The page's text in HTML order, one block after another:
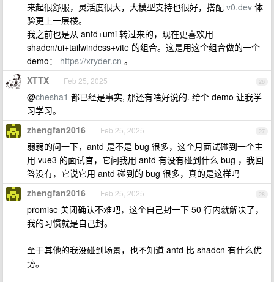
来起很舒服，灵活度很大，大模型支持也很好，搭配 v0.dev 体
验更上一层楼。
我之前也是从 antd+umi 转过来的，现在更喜欢用
shadcn/ui+tailwindcss+vite 的组合。这是用这个组合做的一个
demo： https://xryder.cn 。
26
XTTX Feb 25, 2025
@chesha1 都已经是事实, 那还有啥好说的. 给个 demo 让我学
习学习。
27
zhengfan2016 Feb 25, 2025
弱弱的问一下，antd 是不是 bug 很多，这个月面试碰到一个主
用 vue3 的面试官，它问我用 antd 有没有碰到什么 bug ，我回
答没有，它说它用 antd 碰到的 bug 很多，真的是这样吗
28
zhengfan2016 Feb 25, 2025
promise 关闭确认不难吧，这个自己封一下 50 行内就解决了，
我的习惯就是自己封。
至于其他的我没碰到场景，也不知道 antd 比 shadcn 有什么优
势。